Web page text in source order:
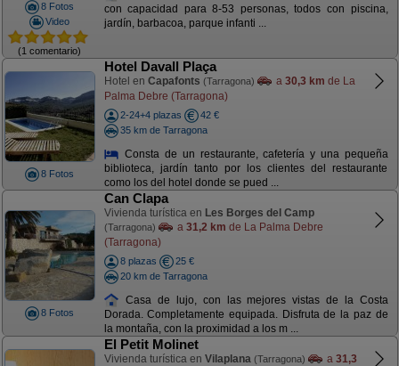
8 Fotos
Video
(1 comentario)
con capacidad para 8-53 personas, todos con piscina,
jardín, barbacoa, parque infanti ...
8 Fotos
Hotel Davall Plaça
Hotel en Capafonts (Tarragona) a 30,3 km de La
Palma Debre (Tarragona)
2-24+4 plazas
42 €
35 km de Tarragona
Consta de un restaurante, cafetería y una pequeña
biblioteca, jardín tanto por los clientes del restaurante
como los del hotel donde se pued ...
8 Fotos
Can Clapa
Vivienda turística en Les Borges del Camp
(Tarragona) a 31,2 km de La Palma Debre
(Tarragona)
8 plazas
25 €
20 km de Tarragona
Casa de lujo, con las mejores vistas de la Costa
Dorada. Completamente equipada. Disfruta de la paz de
la montaña, con la proximidad a los m ...
El Petit Molinet
Vivienda turística en Vilaplana (Tarragona) a 31,3